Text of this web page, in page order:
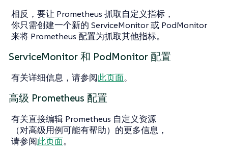
相反，要让 Prometheus 抓取自定义指标，
你只需创建一个新的 ServiceMonitor 或 PodMonitor
来将 Prometheus 配置为抓取其他指标。
ServiceMonitor 和 PodMonitor 配置
有关详细信息，请参阅此页面。
高级 Prometheus 配置
有关直接编辑 Prometheus 自定义资源
（对高级用例可能有帮助）的更多信息，
请参阅此页面。